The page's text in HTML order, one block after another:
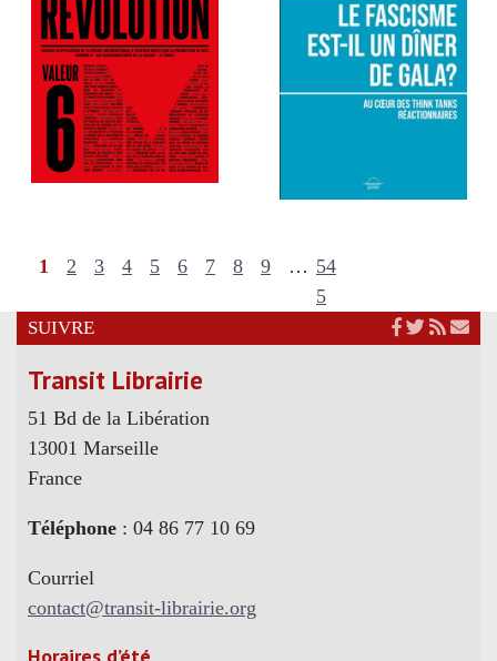
1 2 3 4 5 6 7 8 9 … 54
5
SUIVRE
Transit Librairie
51 Bd de la Libération
13001 Marseille
France
Téléphone : 04 86 77 10 69
Courriel
contact@transit-librairie.org